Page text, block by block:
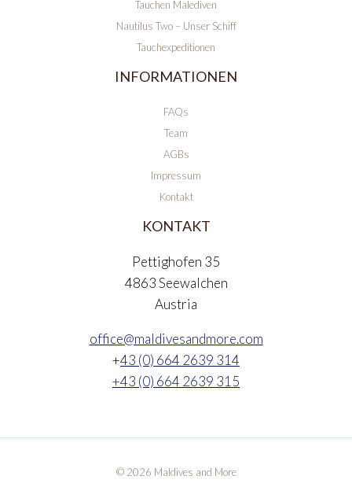
Tauchen Malediven
Nautilus Two – Unser Schiff
Tauchexpeditionen
INFORMATIONEN
FAQs
Team
AGBs
Impressum
Kontakt
KONTAKT
Pettighofen 35
4863 Seewalchen
Austria
office@maldivesandmore.com
+43 (0) 664 2639 314
+43 (0) 664 2639 315
© 2026 Maldives and More